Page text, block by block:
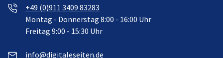
+49 (0)911 3409 83283
Montag - Donnerstag 8:00 - 16:00 Uhr
Freitag 9:00 - 15:30 Uhr
info@digitaleseiten.de